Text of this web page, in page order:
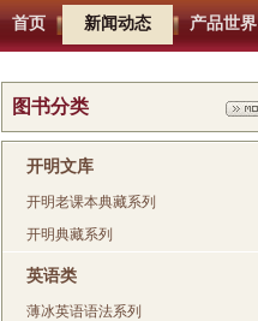
首页 新闻动态 产品世界
图书分类
开明文库
开明老课本典藏系列
开明典藏系列
英语类
薄冰英语语法系列